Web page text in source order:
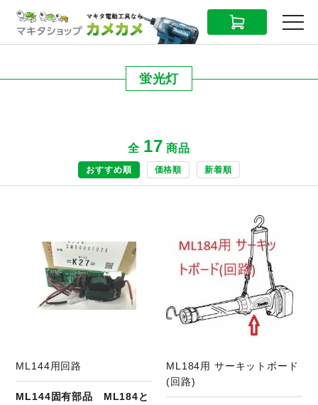
CART MENU
蛍光灯
全 17 商品
おすすめ順 価格順 新着順
ML144用回路
ML144固有部品 ML184と
ML184用 サーキットボード
(回路)